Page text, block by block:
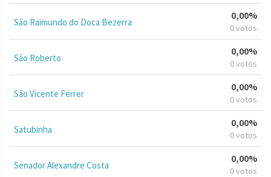
São Raimundo do Doca Bezerra
0,00%
0 votos
São Roberto
0,00%
0 votos
São Vicente Ferrer
0,00%
0 votos
Satubinha
0,00%
0 votos
Senador Alexandre Costa
0,00%
0 votos